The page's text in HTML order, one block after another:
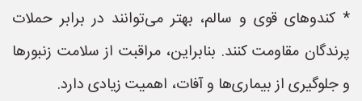
* کندوهای قوی و سالم، بهتر می‌توانند در برابر حملات
پرندگان مقاومت کنند. بنابراین، مراقبت از سلامت زنبورها
و جلوگیری از بیماری‌ها و آفات، اهمیت زیادی دارد.